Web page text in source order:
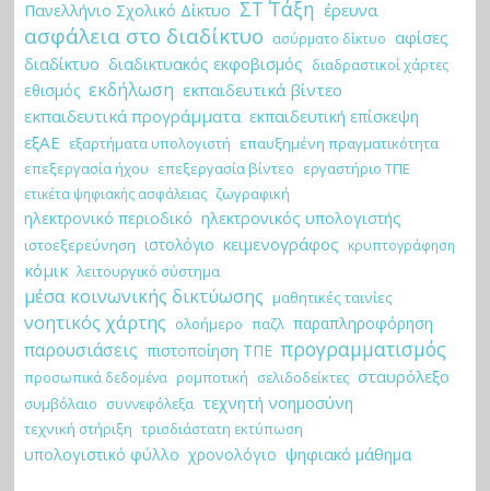
Πανελλήνιο Σχολικό Δίκτυο ΣΤ΄ Τάξη έρευνα
ασφάλεια στο διαδίκτυο ασύρματο δίκτυο αφίσες
διαδίκτυο διαδικτυακός εκφοβισμός διαδραστικοί χάρτες
εθισμός εκδήλωση εκπαιδευτικά βίντεο
εκπαιδευτικά προγράμματα εκπαιδευτική επίσκεψη
εξΑΕ εξαρτήματα υπολογιστή επαυξημένη πραγματικότητα
επεξεργασία ήχου επεξεργασία βίντεο εργαστήριο ΤΠΕ
ετικέτα ψηφιακής ασφάλειας ζωγραφική
ηλεκτρονικό περιοδικό ηλεκτρονικός υπολογιστής
ιστοεξερεύνηση ιστολόγιο κειμενογράφος κρυπτογράφηση
κόμικ λειτουργικό σύστημα
μέσα κοινωνικής δικτύωσης μαθητικές ταινίες
νοητικός χάρτης ολοήμερο παζλ παραπληροφόρηση
παρουσιάσεις πιστοποίηση ΤΠΕ προγραμματισμός
προσωπικά δεδομένα ρομποτική σελιδοδείκτες σταυρόλεξο
συμβόλαιο συννεφόλεξα τεχνητή νοημοσύνη
τεχνική στήριξη τρισδιάστατη εκτύπωση
υπολογιστικό φύλλο χρονολόγιο ψηφιακό μάθημα